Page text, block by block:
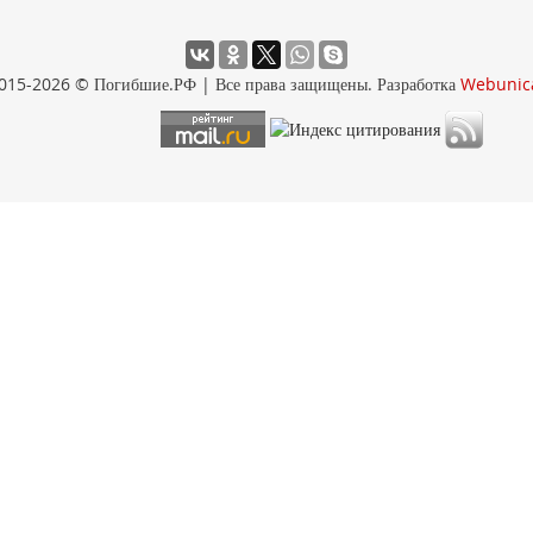
2026 © Погибшие.РФ | Все права защищены. Разработка